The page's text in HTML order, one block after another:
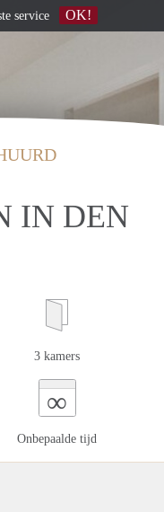
IN DEN
3 kamers
∞
Onbepaalde tijd
service OK!